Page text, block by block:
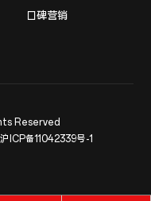
口碑营销
Reserved
沪ICP备11042339号-1